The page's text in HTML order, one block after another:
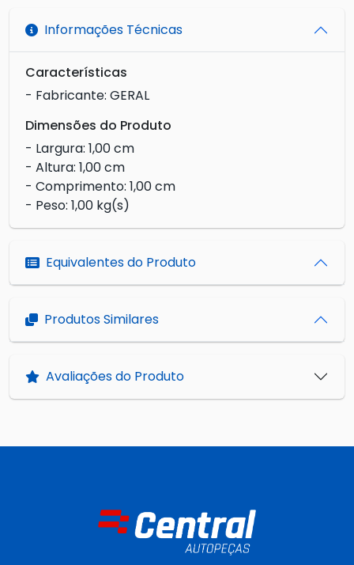
Informações Técnicas
Características
- Fabricante: GERAL
Dimensões do Produto
- Largura: 1,00 cm
- Altura: 1,00 cm
- Comprimento: 1,00 cm
- Peso: 1,00 kg(s)
Equivalentes do Produto
Produtos Similares
Avaliações do Produto